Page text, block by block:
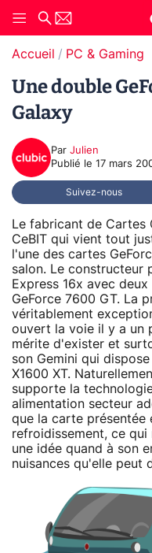
Accueil PC & Gaming
Une double
Galaxy
Par Julien
Publié le 17 mars
Suivez-nous
Le fabricant de Cartes
CeBIT qui vient tout
l'une des cartes
salon. Le constructeur
Express 16x avec
GeForce 7600 GT. La
véritablement
ouvert la voie il y a un
mérite d'exister et
son Gemini qui
X1600 XT.
supporte la
alimentation secteur
que la carte présentée
refroidissement, ce qui
une idée quand à son
nuisances qu'elle peut